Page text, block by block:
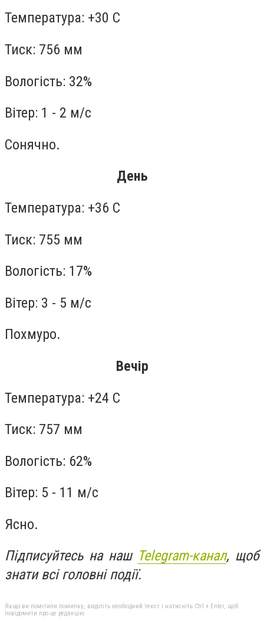
Температура: +30 С
Тиск: 756 мм
Вологість: 32%
Вітер: 1 - 2 м/с
Сонячно.
День
Температура: +36 С
Тиск: 755 мм
Вологість: 17%
Вітер: 3 - 5 м/с
Похмуро.
Вечір
Температура: +24 С
Тиск: 757 мм
Вологість: 62%
Вітер: 5 - 11 м/с
Ясно.
Підписуйтесь на наш Telegram-канал, щоб
знати всі головні події.
Якщо ви помітили помилку, виділіть необхідний текст і натисніть Ctrl + Enter, щоб
повідомити про це редакцію